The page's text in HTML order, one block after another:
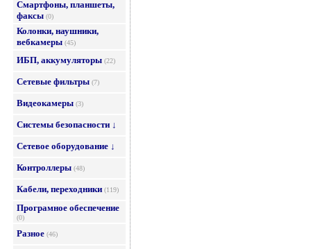
Смартфоны, планшеты,
факсы (0)
Колонки, наушники,
вебкамеры (45)
ИБП, аккумуляторы (22)
Сетевые фильтры (7)
Видеокамеры (3)
Системы безопасности ↓
Сетевое оборудование ↓
Контроллеры (48)
Кабели, переходники (119)
Програмное обеспечение
(0)
Разное (46)